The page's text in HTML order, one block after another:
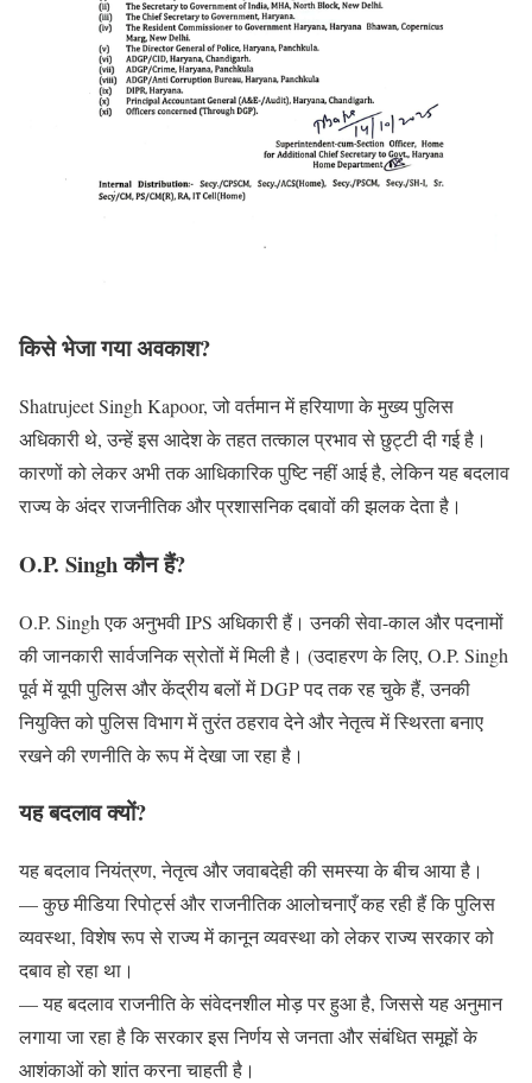
किसे भेजा गया अवकाश?
Shatrujeet Singh Kapoor, जो वर्तमान में हरियाणा के मुख्य पुलिस
अधिकारी थे, उन्हें इस आदेश के तहत तत्काल प्रभाव से छुट्टी दी गई है।
कारणों को लेकर अभी तक आधिकारिक पुष्टि नहीं आई है, लेकिन यह बदलाव
राज्य के अंदर राजनीतिक और प्रशासनिक दबावों की झलक देता है।
O.P. Singh कौन हैं?
O.P. Singh एक अनुभवी IPS अधिकारी हैं। उनकी सेवा-काल और पदनामों
की जानकारी सार्वजनिक स्रोतों में मिली है। (उदाहरण के लिए, O.P. Singh
पूर्व में यूपी पुलिस और केंद्रीय बलों में DGP पद तक रह चुके हैं, उनकी
नियुक्ति को पुलिस विभाग में तुरंत ठहराव देने और नेतृत्व में स्थिरता बनाए
रखने की रणनीति के रूप में देखा जा रहा है।
यह बदलाव क्यों?
यह बदलाव नियंत्रण, नेतृत्व और जवाबदेही की समस्या के बीच आया है।
— कुछ मीडिया रिपोर्ट्स और राजनीतिक आलोचनाएँ कह रही हैं कि पुलिस
व्यवस्था, विशेष रूप से राज्य में कानून व्यवस्था को लेकर राज्य सरकार को
दबाव हो रहा था।
— यह बदलाव राजनीति के संवेदनशील मोड़ पर हुआ है, जिससे यह अनुमान
लगाया जा रहा है कि सरकार इस निर्णय से जनता और संबंधित समूहों के
आशंकाओं को शांत करना चाहती है।